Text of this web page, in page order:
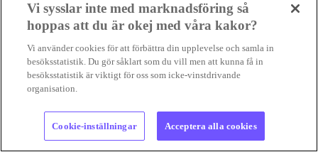
Vi sysslar inte med marknadsföring så
hoppas att du är okej med våra kakor?
Vi använder cookies för att förbättra din upplevelse och samla in
besöksstatistik. Du gör såklart som du vill men att kunna få in
besöksstatistik är viktigt för oss som icke-vinstdrivande
organisation.
Cookie-inställningar Acceptera alla cookies